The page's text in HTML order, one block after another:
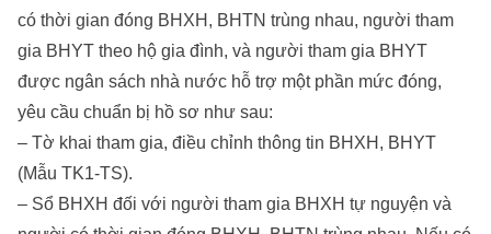
có thời gian đóng BHXH, BHTN trùng nhau, người tham
gia BHYT theo hộ gia đình, và người tham gia BHYT
được ngân sách nhà nước hỗ trợ một phần mức đóng,
yêu cầu chuẩn bị hồ sơ như sau:
– Tờ khai tham gia, điều chỉnh thông tin BHXH, BHYT
(Mẫu TK1-TS).
– Sổ BHXH đối với người tham gia BHXH tự nguyện và